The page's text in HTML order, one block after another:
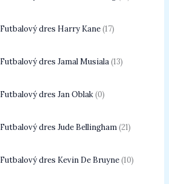
Futbalový dres Harry Kane 17
Futbalový dres Jamal Musiala 13
Futbalový dres Jan Oblak 0
Futbalový dres Jude Bellingham 21
Futbalový dres Kevin De Bruyne 10